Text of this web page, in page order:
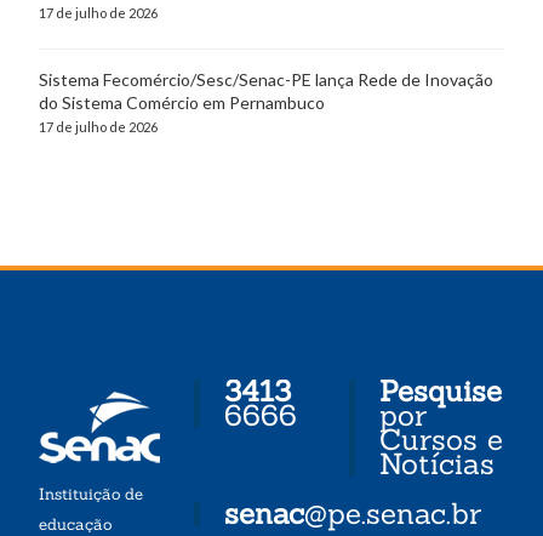
17 de julho de 2026
Sistema Fecomércio/Sesc/Senac-PE lança Rede de Inovação
do Sistema Comércio em Pernambuco
17 de julho de 2026
Instituição de
educação
3413
6666
senac@pe.senac.br
Pesquise
por
Cursos e
Notícias